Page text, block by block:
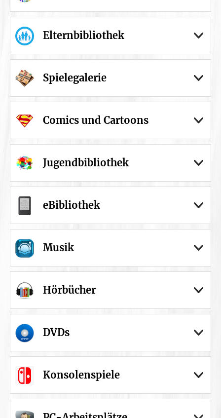
Elternbibliothek
Spielegalerie
Comics und Cartoons
Jugendbibliothek
eBibliothek
Musik
Hörbücher
DVDs
Konsolenspiele